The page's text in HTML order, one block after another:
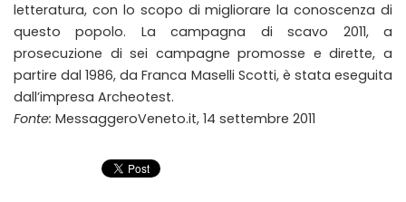
letteratura, con lo scopo di migliorare la conoscenza di
questo popolo. La campagna di scavo 2011, a
prosecuzione di sei campagne promosse e dirette, a
partire dal 1986, da Franca Maselli Scotti, è stata eseguita
dall’impresa Archeotest.
Fonte: MessaggeroVeneto.it, 14 settembre 2011